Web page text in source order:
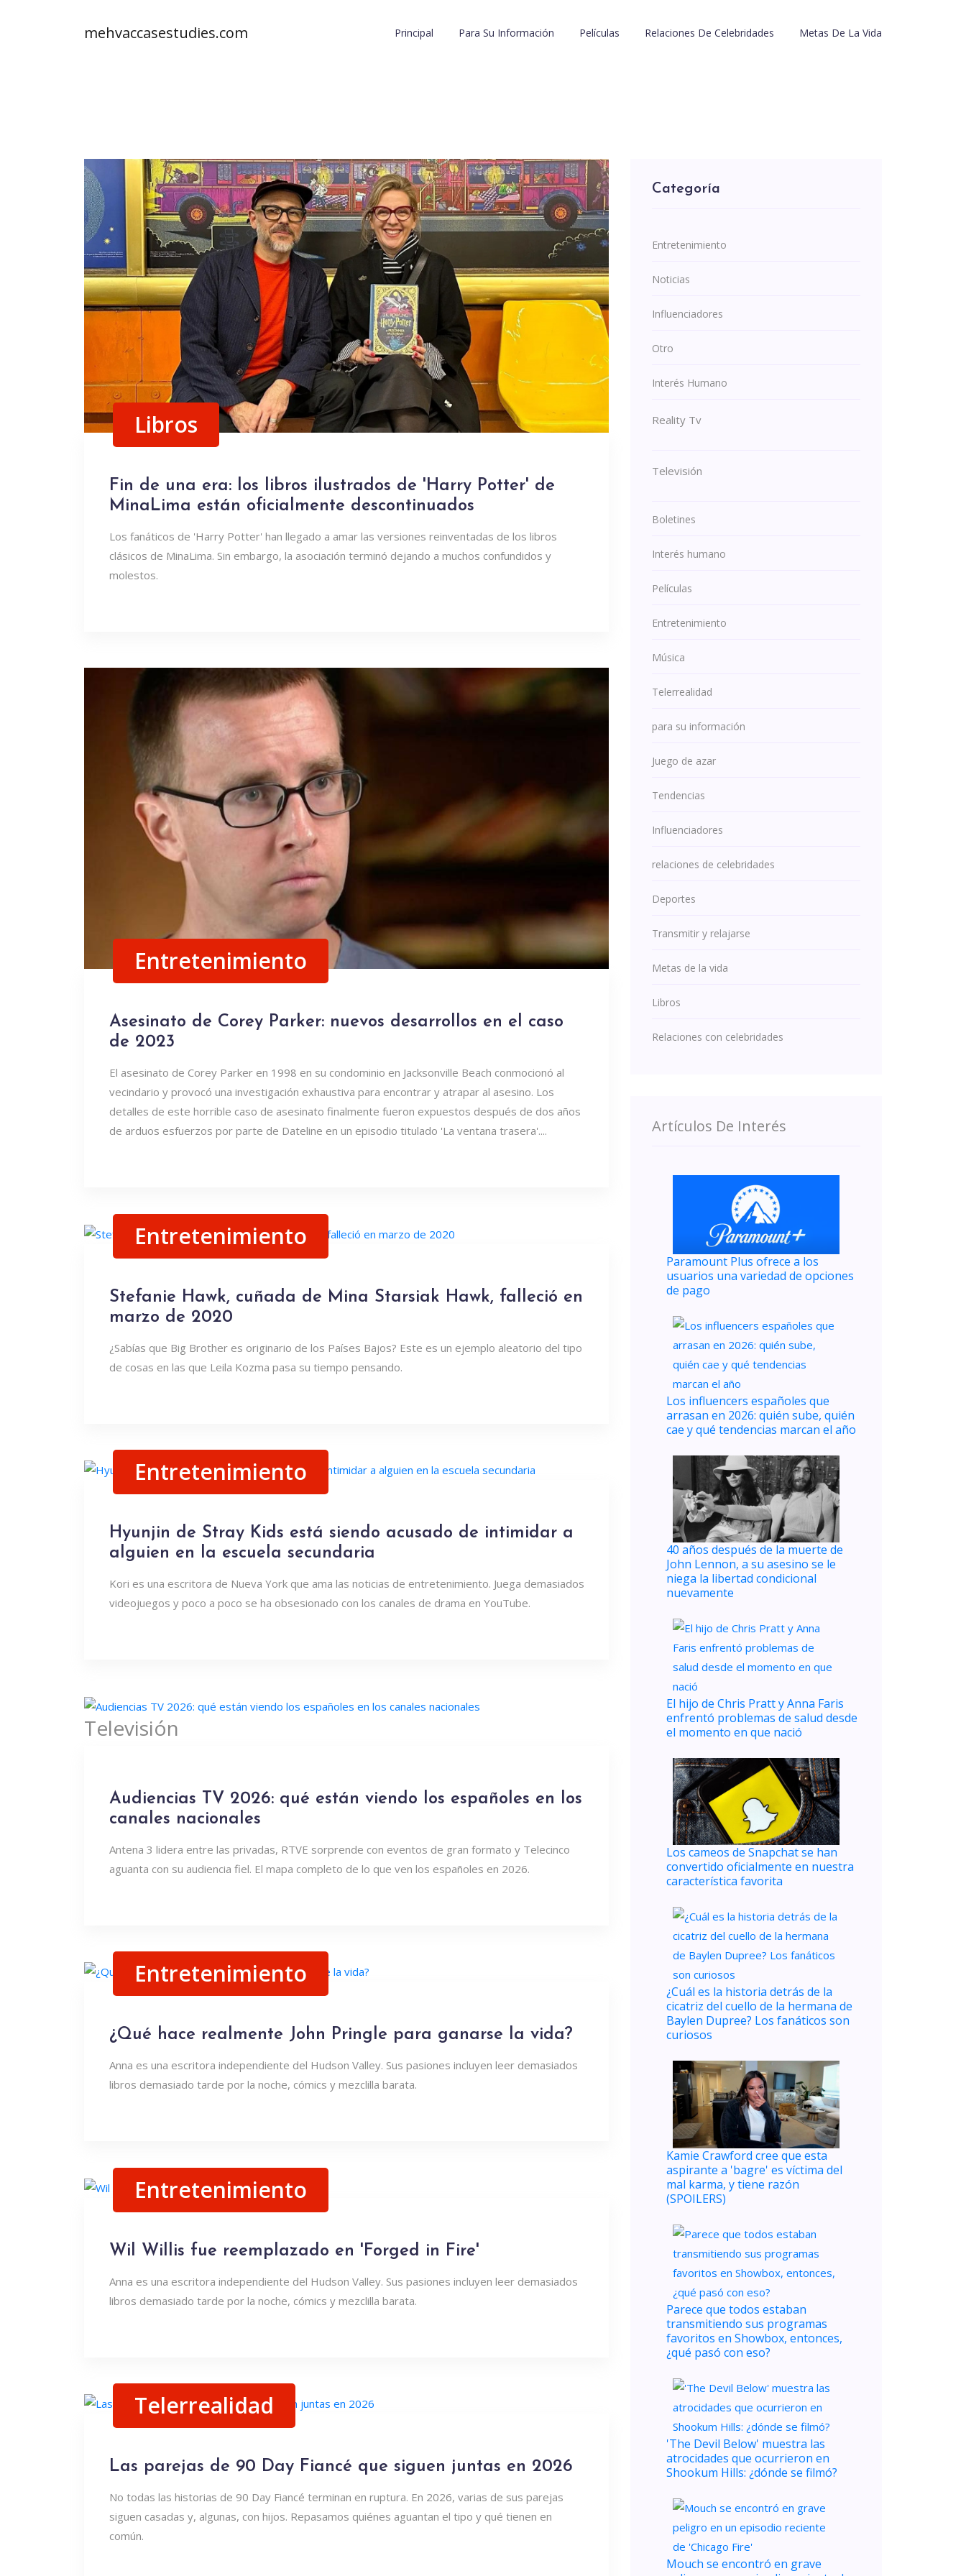
mehvaccasestudies.com Principal Para Su Información Películas Relaciones De Celebridades Metas De La Vida
Libros
Fin de una era: los libros ilustrados de 'Harry Potter' de
MinaLima están oficialmente descontinuados
Los fanáticos de 'Harry Potter' han llegado a amar las versiones reinventadas de los libros
clásicos de MinaLima. Sin embargo, la asociación terminó dejando a muchos confundidos y
molestos.
Entretenimiento
Asesinato de Corey Parker: nuevos desarrollos en el caso
de 2023
El asesinato de Corey Parker en 1998 en su condominio en Jacksonville Beach conmocionó al
vecindario y provocó una investigación exhaustiva para encontrar y atrapar al asesino. Los
detalles de este horrible caso de asesinato finalmente fueron expuestos después de dos años
de arduos esfuerzos por parte de Dateline en un episodio titulado 'La ventana trasera'....
Entretenimiento
Stefanie Hawk, cuñada de Mina Starsiak Hawk, falleció en
marzo de 2020
¿Sabías que Big Brother es originario de los Países Bajos? Este es un ejemplo aleatorio del tipo
de cosas en las que Leila Kozma pasa su tiempo pensando.
Entretenimiento
Hyunjin de Stray Kids está siendo acusado de intimidar a
alguien en la escuela secundaria
Kori es una escritora de Nueva York que ama las noticias de entretenimiento. Juega demasiados
videojuegos y poco a poco se ha obsesionado con los canales de drama en YouTube.
Televisión
Audiencias TV 2026: qué están viendo los españoles en los
canales nacionales
Antena 3 lidera entre las privadas, RTVE sorprende con eventos de gran formato y Telecinco
aguanta con su audiencia fiel. El mapa completo de lo que ven los españoles en 2026.
Entretenimiento
¿Qué hace realmente John Pringle para ganarse la vida?
Anna es una escritora independiente del Hudson Valley. Sus pasiones incluyen leer demasiados
libros demasiado tarde por la noche, cómics y mezclilla barata.
Entretenimiento
Wil Willis fue reemplazado en 'Forged in Fire'
Anna es una escritora independiente del Hudson Valley. Sus pasiones incluyen leer demasiados
libros demasiado tarde por la noche, cómics y mezclilla barata.
Telerrealidad
Las parejas de 90 Day Fiancé que siguen juntas en 2026
No todas las historias de 90 Day Fiancé terminan en ruptura. En 2026, varias de sus parejas
siguen casadas y, algunas, con hijos. Repasamos quiénes aguantan el tipo y qué tienen en
común.
Categoría
Entretenimiento
Noticias
Influenciadores
Otro
Interés Humano
Reality Tv
Televisión
Boletines
Interés humano
Películas
Entretenimiento
Música
Telerrealidad
para su información
Juego de azar
Tendencias
Influenciadores
relaciones de celebridades
Deportes
Transmitir y relajarse
Metas de la vida
Libros
Relaciones con celebridades
Artículos De Interés
Paramount Plus ofrece a los
usuarios una variedad de opciones
de pago
Los influencers españoles que
arrasan en 2026: quién sube, quién
cae y qué tendencias marcan el año
40 años después de la muerte de
John Lennon, a su asesino se le
niega la libertad condicional
nuevamente
El hijo de Chris Pratt y Anna Faris
enfrentó problemas de salud desde
el momento en que nació
Los cameos de Snapchat se han
convertido oficialmente en nuestra
característica favorita
¿Cuál es la historia detrás de la
cicatriz del cuello de la hermana de
Baylen Dupree? Los fanáticos son
curiosos
Kamie Crawford cree que esta
aspirante a 'bagre' es víctima del
mal karma, y ​​tiene razón
(SPOILERS)
Parece que todos estaban
transmitiendo sus programas
favoritos en Showbox, entonces,
¿qué pasó con eso?
'The Devil Below' muestra las
atrocidades que ocurrieron en
Shookum Hills: ¿dónde se filmó?
Mouch se encontró en grave